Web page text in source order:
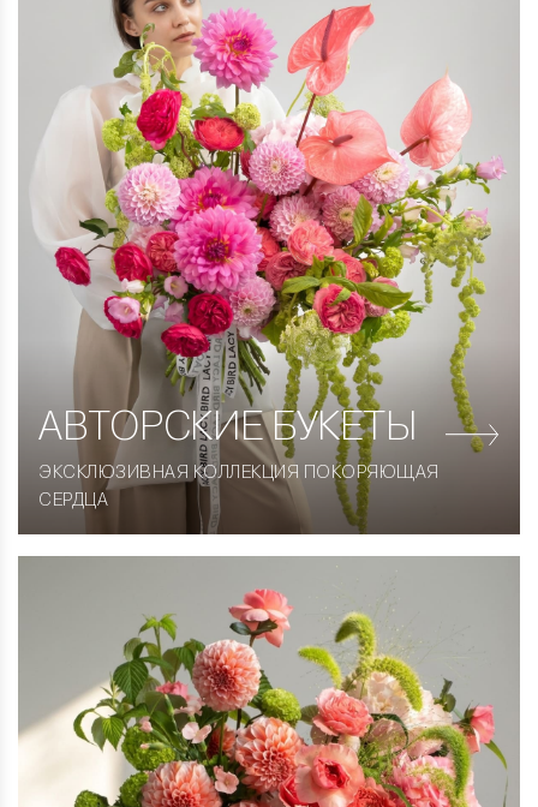
АВТОРСКИЕБУКЕТЫ
ЭКСКЛЮЗИВНАЯ КОЛЛЕКЦИЯ ПОКОРЯЮЩАЯ
СЕРДЦА